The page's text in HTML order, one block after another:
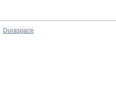
Duraspace